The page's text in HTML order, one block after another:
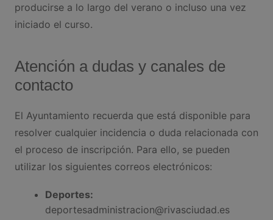
producirse a lo largo del verano o incluso una vez
iniciado el curso.
Atención a dudas y canales de
contacto
El Ayuntamiento recuerda que está disponible para
resolver cualquier incidencia o duda relacionada con
el proceso de inscripción. Para ello, se pueden
utilizar los siguientes correos electrónicos:
Deportes:
deportesadministracion@rivasciudad.es